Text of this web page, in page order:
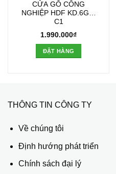
CỬA GỖ CÔNG
NGHIỆP HDF KD.6GL-
C1
1.990.000₫
ĐẶT HÀNG
THÔNG TIN CÔNG TY
Về chúng tôi
Định hướng phát triển
Chính sách đại lý